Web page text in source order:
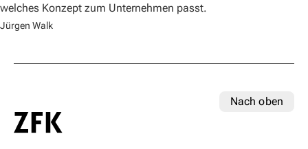
welches Konzept zum Unternehmen passt.
Jürgen Walk
Nach oben